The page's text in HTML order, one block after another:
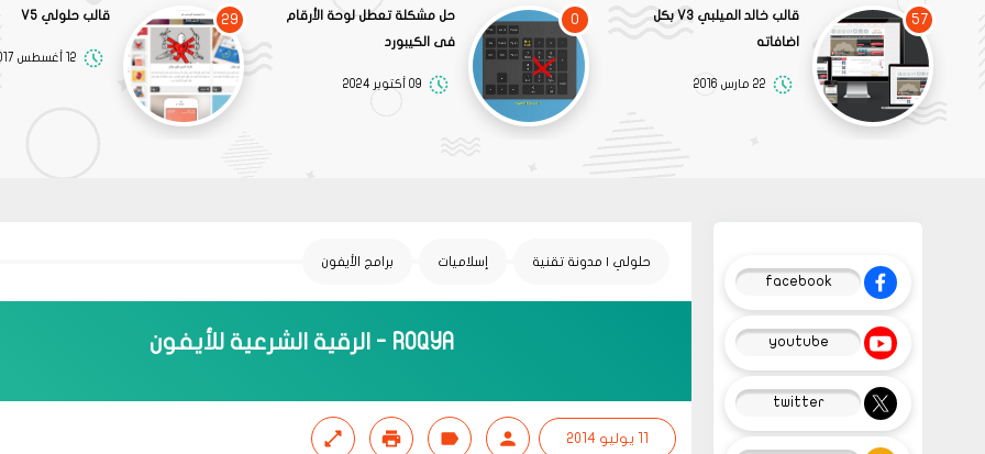
57
قالب خالد الميلبي V3 بكل
اضافاته
22 مارس 2016
0
حل مشكلة تعطل لوحة الأرقام
فى الكيبورد
09 أكتوبر 2024
29 قالب حلولي V5
12 أغسطس 2017
حلولي | مدونة تقنية إسلاميات برامج الأيفون
ROQYA - الرقية الشرعية للأيفون
facebook
youtube
twitter